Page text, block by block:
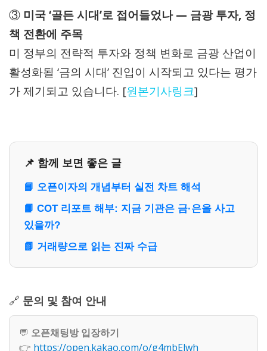
③ 미국 ‘골든 시대’로 접어들었나 — 금광 투자, 정
책 전환에 주목
미 정부의 전략적 투자와 정책 변화로 금광 산업이
활성화될 ‘금의 시대’ 진입이 시작되고 있다는 평가
가 제기되고 있습니다. [원본기사링크]
📌 함께 보면 좋은 글
📘 오픈이자의 개념부터 실전 차트 해석
📙 COT 리포트 해부: 지금 기관은 금·은을 사고
있을까?
📗 거래량으로 읽는 진짜 수급
🔗 문의 및 참여 안내
💬 오픈채팅방 입장하기
👉 https://open.kakao.com/o/g4mbElwh